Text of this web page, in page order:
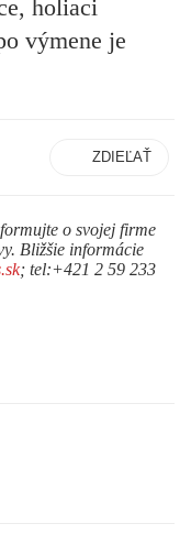
holiaci
výmene je
ZDIEĽAŤ
o svojej firme
Bližšie informácie
; tel:+421 2 59 233